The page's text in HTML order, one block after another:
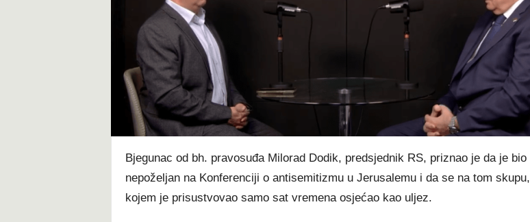
t
Bjegunac od bh. pravosuđa Milorad Dodik, predsjednik RS, priznao je da je bio
nepoželjan na Konferenciji o antisemitizmu u Jerusalemu i da se na tom skupu,
kojem je prisustvovao samo sat vremena osjećao kao uljez.